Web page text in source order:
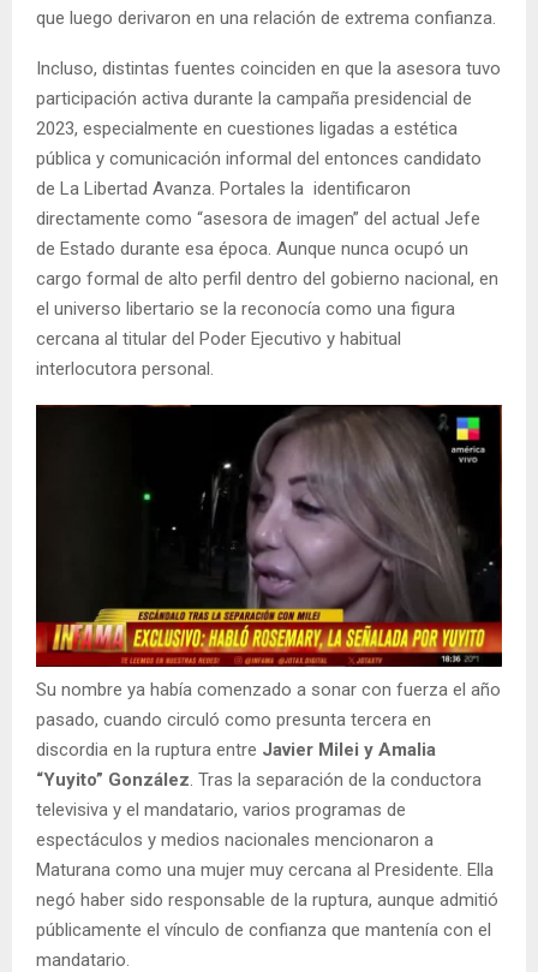
que luego derivaron en una relación de extrema confianza.
Incluso, distintas fuentes coinciden en que la asesora tuvo
participación activa durante la campaña presidencial de
2023, especialmente en cuestiones ligadas a estética
pública y comunicación informal del entonces candidato
de La Libertad Avanza. Portales la identificaron
directamente como “asesora de imagen” del actual Jefe
de Estado durante esa época. Aunque nunca ocupó un
cargo formal de alto perfil dentro del gobierno nacional, en
el universo libertario se la reconocía como una figura
cercana al titular del Poder Ejecutivo y habitual
interlocutora personal.
Su nombre ya había comenzado a sonar con fuerza el año
pasado, cuando circuló como presunta tercera en
discordia en la ruptura entre Javier Milei y Amalia
“Yuyito” González. Tras la separación de la conductora
televisiva y el mandatario, varios programas de
espectáculos y medios nacionales mencionaron a
Maturana como una mujer muy cercana al Presidente. Ella
negó haber sido responsable de la ruptura, aunque admitió
públicamente el vínculo de confianza que mantenía con el
mandatario.